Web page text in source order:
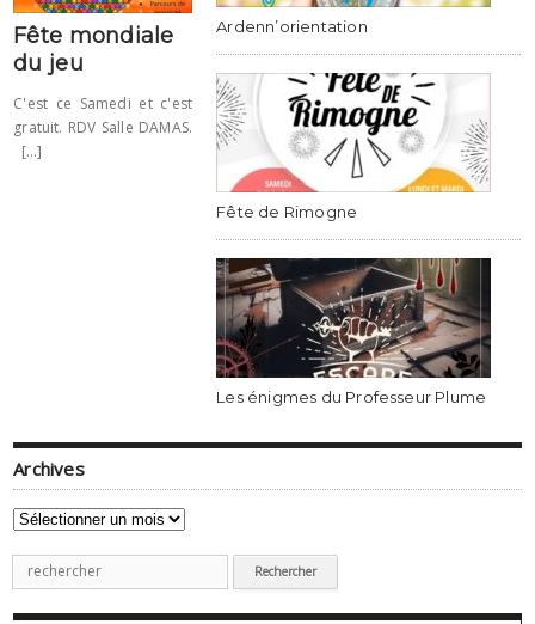
Fête mondiale
du jeu
C'est ce Samedi et c'est
gratuit. RDV Salle DAMAS.
[...]
Ardenn’orientation
Fête de Rimogne
Les énigmes du Professeur Plume
Archives
Archives
Recherche
pour
: